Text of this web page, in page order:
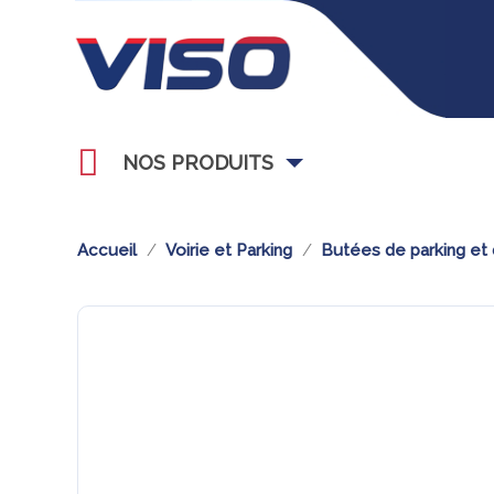
NOS PRODUITS
Accueil Voirie et Parking Butées de parking et